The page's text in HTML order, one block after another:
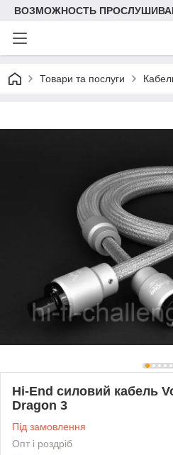
ВОЗМОЖНОСТЬ
Товари та послуги
Hi-End силовий кабель
Dragon 3
Під замовлення
Опт і роздріб